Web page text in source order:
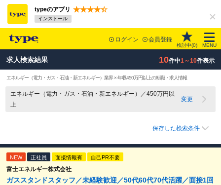
typeのアプリ
インストール
ログイン 会員登録
検討中(0) MENU
求人検索結果 10件中1～10件表示
エネルギー（電力・ガス・石油・新エネルギー）業界 × 年収450万円以上の転職・求人情報
エネルギー（電力・ガス・石油・新エネルギー）／450万円以
上
変更
保存した検索条件
NEW 正社員 面接情報有 自己PR不要
富士エネルギー株式会社
ガススタンドスタッフ／未経験歓迎／50代60代70代活躍／面接1回